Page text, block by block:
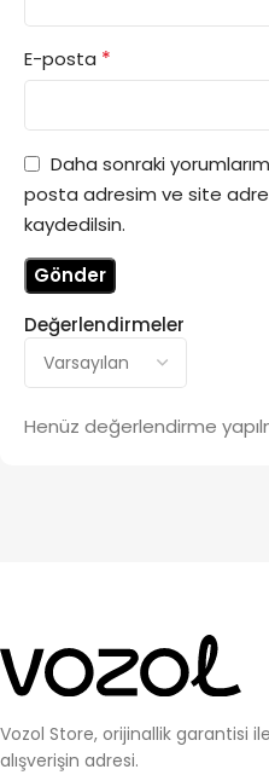
Değerlendirmeler
Henüz değerlendirme
E-posta *
Daha sonraki
posta adresim ve site
kaydedilsin.
Vozol Store, orijinallik garantisi
alışverişin adresi.